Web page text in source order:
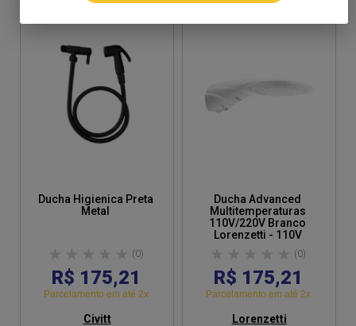
Ducha Higienica Preta
Metal
(0)
R$ 175,21
Parcelamento em até 2x
Civitt
Ducha Advanced
Multitemperaturas
110V/220V Branco
Lorenzetti - 110V
(0)
R$ 175,21
Parcelamento em até 2x
Lorenzetti